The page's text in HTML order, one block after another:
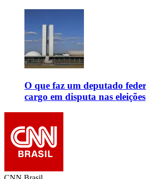
O que faz um deputado
cargo em disputa nas eleições